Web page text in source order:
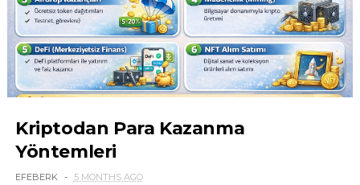
Kriptodan Para Kazanma
Yöntemleri
EFEBERK 5 MONTHS AGO